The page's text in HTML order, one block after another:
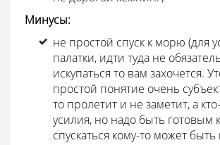
Минусы:
не простой спуск к морю (для
палатки, идти туда не
искупаться то вам захочется.
простой понятие очень
то пролетит и не заметит, а
усилия, но надо быть готовым
спускаться кому-то может